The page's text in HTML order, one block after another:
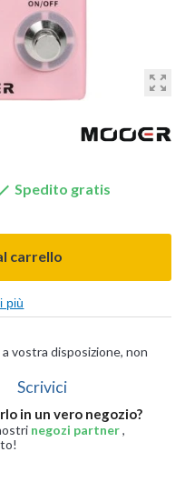
zoom_out_map
Spedito gratis
carrello
più
vostra disposizione, non
Scrivici
in un vero negozio?
negozi partner,